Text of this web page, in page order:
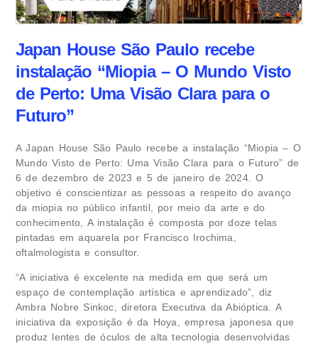
Japan House São Paulo recebe
instalação “Miopia – O Mundo Visto
de Perto: Uma Visão Clara para o
Futuro”
A Japan House São Paulo recebe a instalação “Miopia – O
Mundo Visto de Perto: Uma Visão Clara para o Futuro” de
6 de dezembro de 2023 e 5 de janeiro de 2024. O
objetivo é conscientizar as pessoas a respeito do avanço
da miopia no público infantil, por meio da arte e do
conhecimento, A instalação é composta por doze telas
pintadas em aquarela por Francisco Irochima,
oftalmologista e consultor.
“A iniciativa é excelente na medida em que será um
espaço de contemplação artística e aprendizado”, diz
Ambra Nobre Sinkoc, diretora Executiva da Abióptica. A
iniciativa da exposição é da Hoya, empresa japonesa que
produz lentes de óculos de alta tecnologia desenvolvidas